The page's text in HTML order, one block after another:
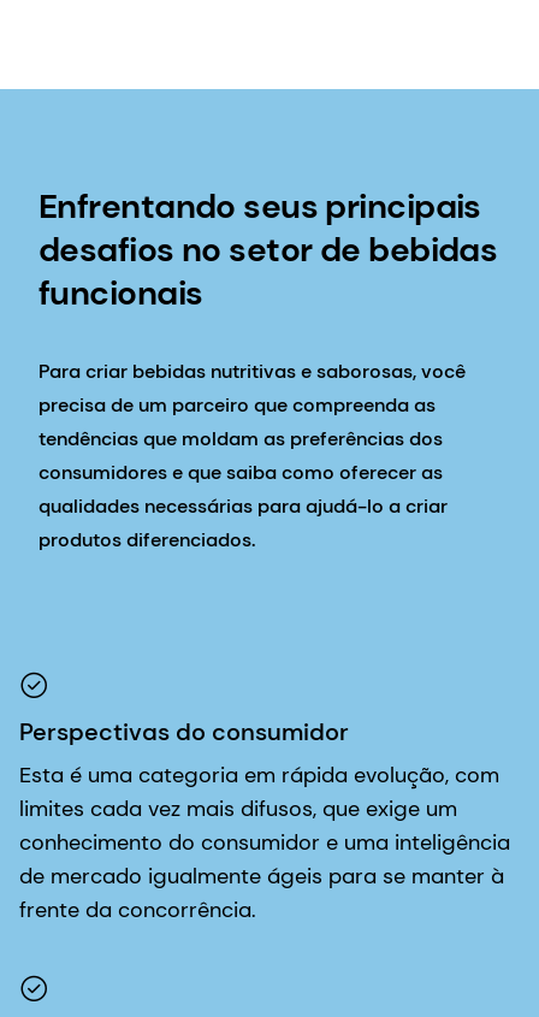
Enfrentando seus principais
desafios no setor de bebidas
funcionais
Para criar bebidas nutritivas e saborosas, você
precisa de um parceiro que compreenda as
tendências que moldam as preferências dos
consumidores e que saiba como oferecer as
qualidades necessárias para ajudá-lo a criar
produtos diferenciados.
Perspectivas do consumidor
Esta é uma categoria em rápida evolução, com
limites cada vez mais difusos, que exige um
conhecimento do consumidor e uma inteligência
de mercado igualmente ágeis para se manter à
frente da concorrência.